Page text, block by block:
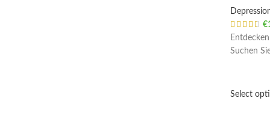
€
Suchen
Select